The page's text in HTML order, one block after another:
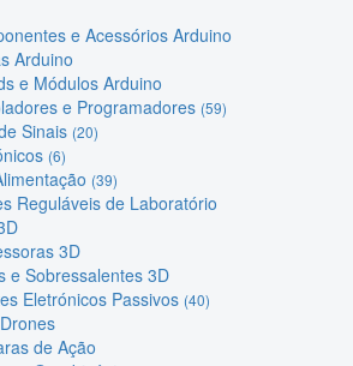
e Acessórios Arduino
Arduino
e Módulos Arduino
e Programadores (59)
Sinais (20)
(6)
(39)
Reguláveis de Laboratório
3D
e Sobressalentes 3D
Eletrónicos Passivos (40)
de Ação